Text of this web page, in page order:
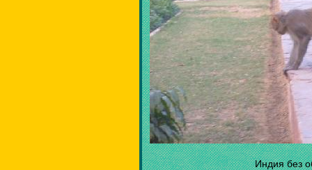
Индия без